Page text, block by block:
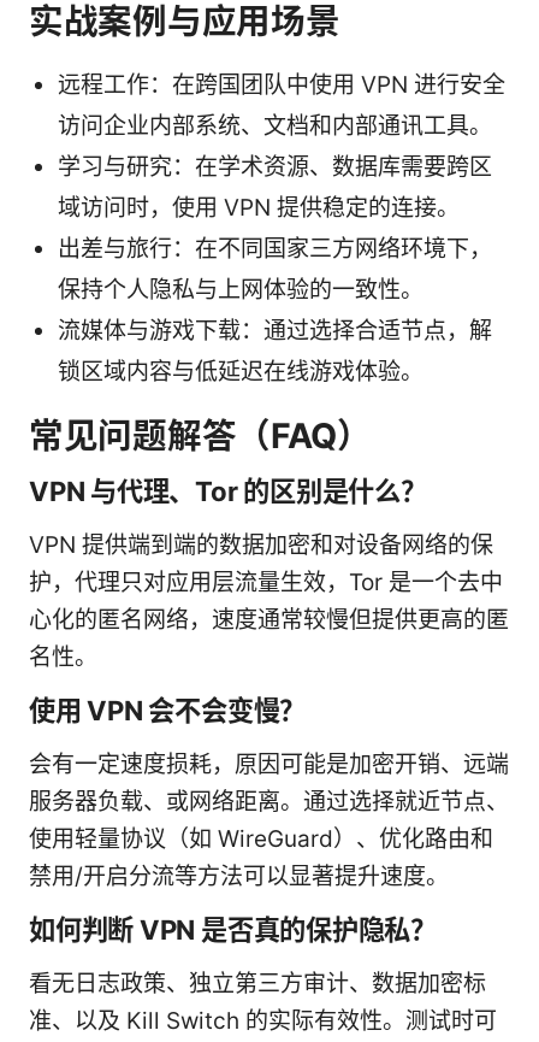
实战案例与应用场景
远程工作：在跨国团队中使用 VPN 进行安全
访问企业内部系统、文档和内部通讯工具。
学习与研究：在学术资源、数据库需要跨区
域访问时，使用 VPN 提供稳定的连接。
出差与旅行：在不同国家三方网络环境下，
保持个人隐私与上网体验的一致性。
流媒体与游戏下载：通过选择合适节点，解
锁区域内容与低延迟在线游戏体验。
常见问题解答（FAQ）
VPN 与代理、Tor 的区别是什么？
VPN 提供端到端的数据加密和对设备网络的保
护，代理只对应用层流量生效，Tor 是一个去中
心化的匿名网络，速度通常较慢但提供更高的匿
名性。
使用 VPN 会不会变慢？
会有一定速度损耗，原因可能是加密开销、远端
服务器负载、或网络距离。通过选择就近节点、
使用轻量协议（如 WireGuard）、优化路由和
禁用/开启分流等方法可以显著提升速度。
如何判断 VPN 是否真的保护隐私？
看无日志政策、独立第三方审计、数据加密标
准、以及 Kill Switch 的实际有效性。测试时可